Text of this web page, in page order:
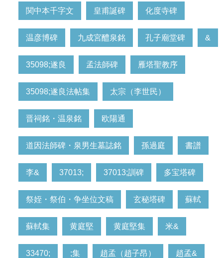
関中本千字文 皇甫誕碑 化度寺碑
温彦博碑 九成宮醴泉銘 孔子廟堂碑 &
35098;遂良 孟法師碑 雁塔聖教序
35098;遂良法帖集 太宗（李世民）
晋祠銘・温泉銘 欧陽通
道因法師碑・泉男生墓誌銘 孫過庭 書譜
李& 37013; 37013;訓碑 多宝塔碑
祭姪・祭伯・争坐位文稿 玄秘塔碑 蘇軾
蘇軾集 黄庭堅 黄庭堅集 米&
33470; ;集 趙孟（趙子昂） 趙孟&